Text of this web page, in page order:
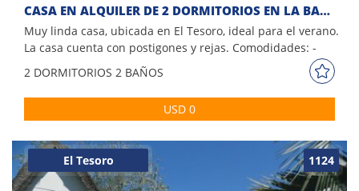
CASA EN ALQUILER DE 2 DORMITORIOS EN LA BARRA
Muy linda casa, ubicada en El Tesoro, ideal para el verano.
La casa cuenta con postigones y rejas. Comodidades: -
Living comedor - Estufa a leña - Playroom - 2 Dormitorios (1
suite) - 2 Baños Por mas información conversa con
nosotros!
2 DORMITORIOS 2 BAÑOS
USD 0
1124
El Tesoro